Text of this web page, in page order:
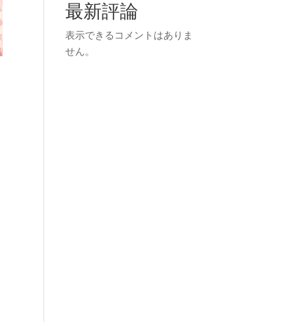
最新評論
表示できるコメントはありま
せん。